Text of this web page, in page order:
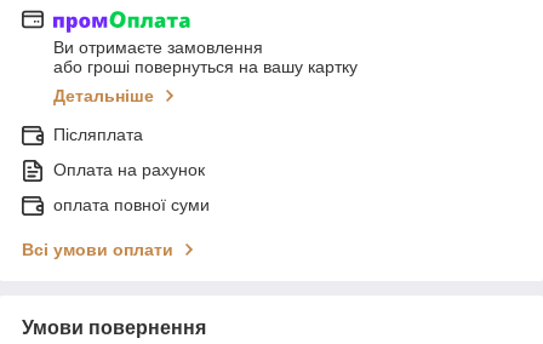
Ви отримаєте замовлення
або гроші повернуться на вашу картку
Детальніше
Післяплата
Оплата на рахунок
оплата повної суми
Всі умови оплати
Умови повернення